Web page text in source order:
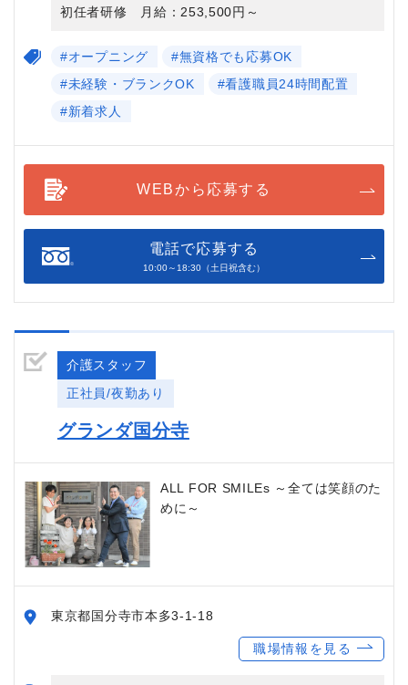
初任者研修 月給：253,500円～
#オープニング
#無資格でも応募OK
#未経験・ブランクOK
#看護職員24時間配置
#新着求人
WEBから応募する
電話で応募する
10:00～18:30（土日祝含む）
介護スタッフ
正社員/夜勤あり
グランダ国分寺
ALL FOR SMILEs ～全ては笑顔のた
めに～
東京都国分寺市本多3-1-18
職場情報を見る